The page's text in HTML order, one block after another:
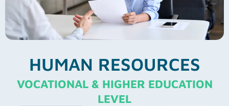
HUMAN RESOURCES
VOCATIONAL & HIGHER EDUCATION
LEVEL